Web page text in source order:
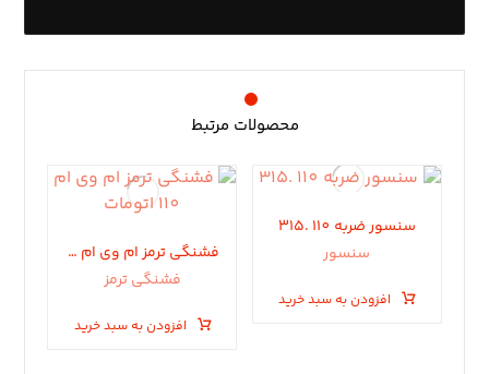
محصولات مرتبط
سنسور ضربه ١١٠ .٣١۵
سنسور
افزودن به سبد خرید
فشنگی ترمز ام وی ام 110 اتومات
فشنگی ترمز
افزودن به سبد خرید